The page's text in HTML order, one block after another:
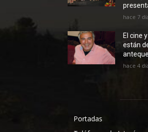
hace 7
El cine
están
hace 4
Portadas